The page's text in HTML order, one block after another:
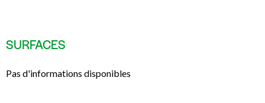
SURFACES
Pas d'informations disponibles